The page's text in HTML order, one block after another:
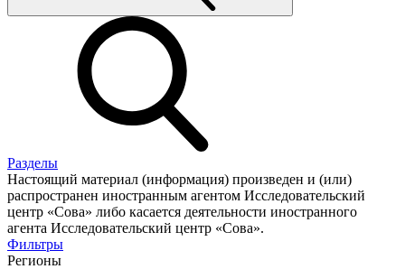
Разделы
Настоящий материал (информация) произведен и (или)
распространен иностранным агентом Исследовательский
центр «Сова» либо касается деятельности иностранного
агента Исследовательский центр «Сова».
Фильтры
Регионы